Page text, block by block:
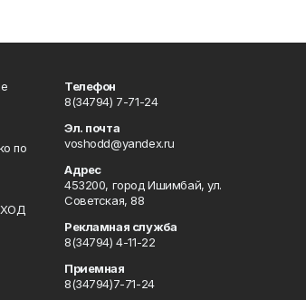
по
Телефон
8(34794) 7-71-24
Эл. почта
voshodd@yandex.ru
Адрес
453200, город Ишимбай, ул.
Советская, 88
Рекламная служба
8(34794) 4-11-22
Приемная
8(34794)7-71-24